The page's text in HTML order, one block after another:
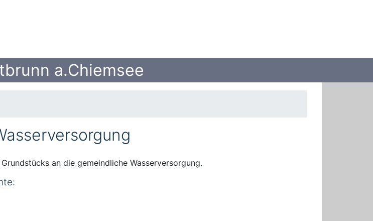
a.Chiemsee
an die gemeindliche Wasserversorgung.